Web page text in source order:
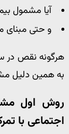
آیا مشمول
و حتی مبنای
هرگونه نقص در
به همین دلیل
روش اول
اجتماعی با